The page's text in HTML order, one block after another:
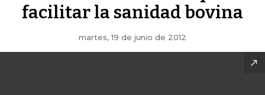
facilitar la sanidad bovina
martes, 19 de junio de 2012